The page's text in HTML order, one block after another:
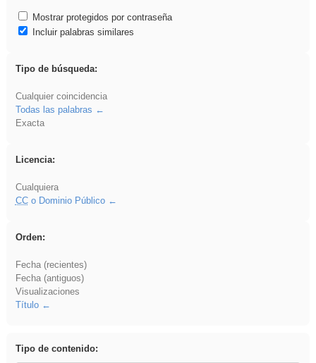
Mostrar protegidos por contraseña
Incluir palabras similares
Tipo de búsqueda:
Cualquier coincidencia
Todas las palabras
Exacta
Licencia:
Cualquiera
CCo Dominio Público
Orden:
Fecha (recientes)
Fecha (antiguos)
Visualizaciones
Título
Tipo de contenido: